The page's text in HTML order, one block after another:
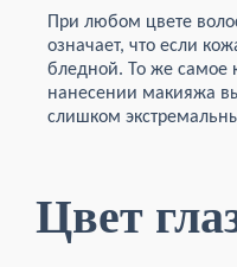
При любом цвете
означает, что если
бледной. То же самое
нанесении макияжа
слишком
Цвет